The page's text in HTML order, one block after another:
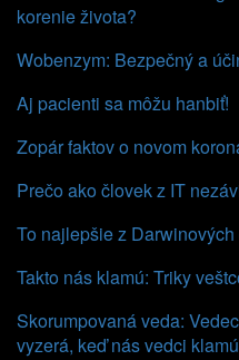
korenie života?
Wobenzym: Bezpečný a
Aj pacienti sa môžu hanbiť!
Zopár faktov o novom
Prečo ako človek z IT
To najlepšie z Darwinových
Takto nás klamú: Triky
Skorumpovaná veda:
vyzerá, keď nás vedci klamú